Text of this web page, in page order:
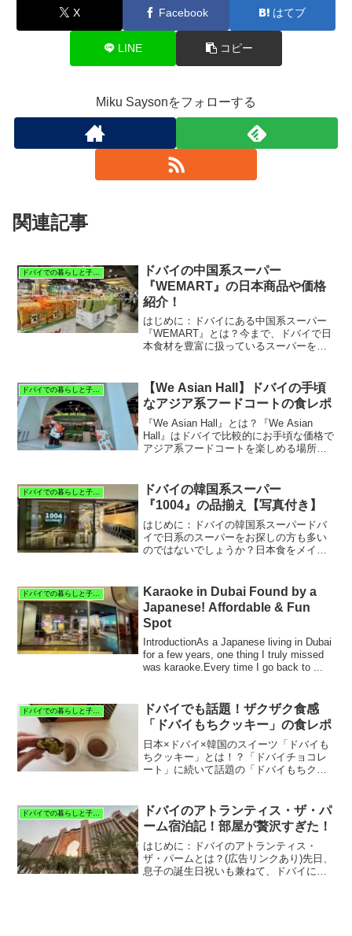
X Facebook はてブ
LINE コピー
Miku Saysonをフォローする
関連記事
ドバイでの暮らしと子育て
ドバイの中国系スーパー
『WEMART』の日本商品や価格
紹介！
はじめに：ドバイにある中国系スーパー
『WEMART』とは？今まで、ドバイで日
本食材を豊富に扱っているスーパーを二
ばDEANS FUJIYA！価格や詳細をお届
け！▶︎ド...
ドバイでの暮らしと子育て
【We Asian Hall】ドバイの手頃
なアジア系フードコートの食レポ
『We Asian Hall』とは？『We Asian
Hall』はドバイで比較的にお手頃な価格で
アジア系フードコートを楽しめる場所で
なので、アジア人としては気になりま...
ドバイの韓国系スーパー
『1004』の品揃え【写真付き】
はじめに：ドバイの韓国系スーパードバ
イで日系のスーパーをお探しの方も多い
のではないでしょうか？日本食をメイン
FUJIYA』がおすすめです。▶︎ドバイの日
本食スーパーといえ...
Karaoke in Dubai Found by a
Japanese! Affordable & Fun
Spot
IntroductionAs a Japanese living in Dubai
for a few years, one thing I truly missed
was karaoke.Every time I go back to ...
ドバイでの暮らしと子育て
ドバイでも話題！ザクザク食感
「ドバイもちクッキー」の食レポ
日本×ドバイ×韓国のスイーツ「ドバイも
ちクッキー」とは！？「ドバイチョコレ
ート」に続いて話題の「ドバイもちクッ
もちろん、私たちが住んでいるドバイに
まで！ドバイチョコと同...
ドバイのアトランティス・ザ・パ
ーム宿泊記！部屋が贅沢すぎた！
はじめに：ドバイのアトランティス・
ザ・パームとは？(広告リンクあり)先日、
息子の誕生日祝いも兼ねて、ドバイにあ